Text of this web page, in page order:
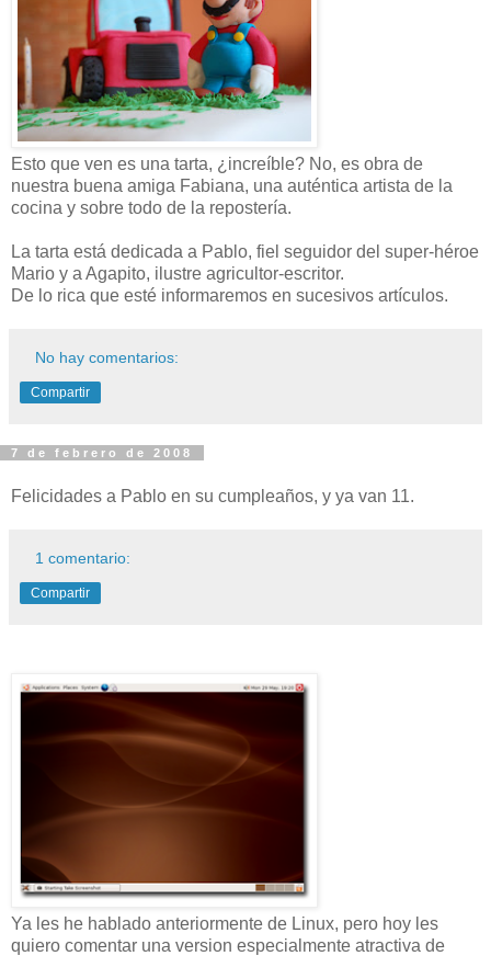
Esto que ven es una tarta, ¿increíble? No, es obra de
nuestra buena amiga Fabiana, una auténtica artista de la
cocina y sobre todo de la repostería.
La tarta está dedicada a Pablo, fiel seguidor del super-héroe
Mario y a Agapito, ilustre agricultor-escritor.
De lo rica que esté informaremos en sucesivos artículos.
No hay comentarios:
Compartir
7 de febrero de 2008
Felicidades a Pablo en su cumpleaños, y ya van 11.
1 comentario:
Compartir
Ya les he hablado anteriormente de Linux, pero hoy les
quiero comentar una version especialmente atractiva de